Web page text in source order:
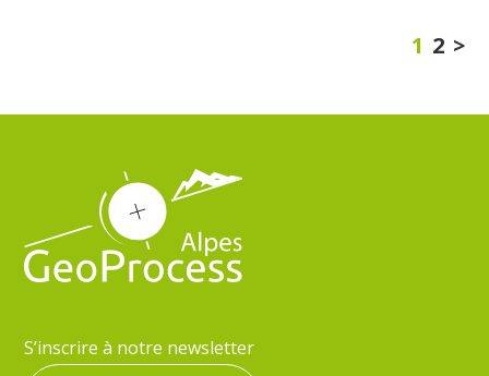
1 2 >
S’inscrire à notre newsletter